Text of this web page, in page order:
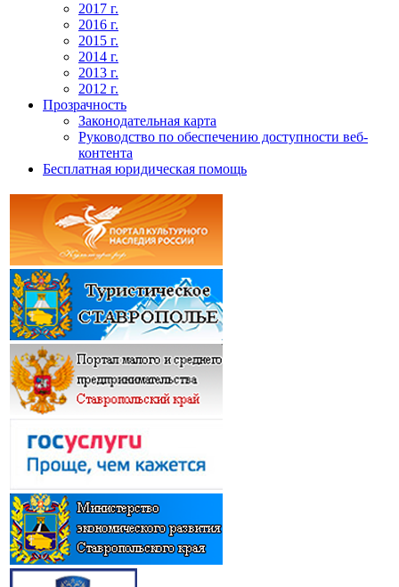
2017 г.
2016 г.
2015 г.
2014 г.
2013 г.
2012 г.
Прозрачность
Законодательная карта
Руководство по обеспечению доступности веб-
контента
Бесплатная юридическая помощь